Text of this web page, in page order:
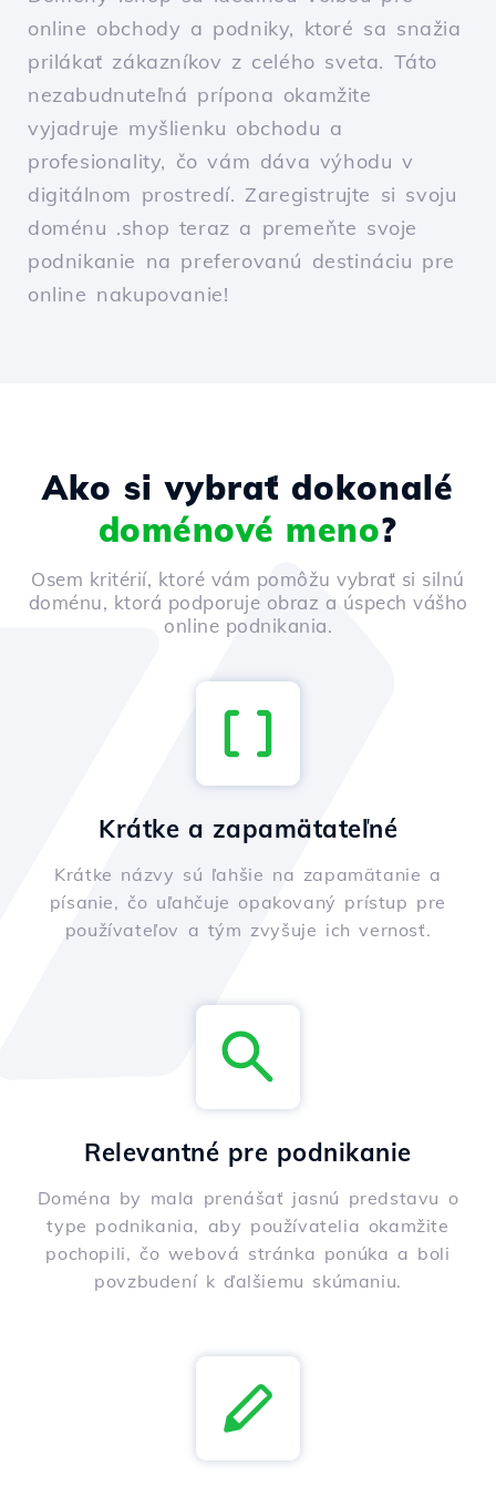
online obchody a podniky, ktoré sa snažia
prilákať zákazníkov z celého sveta. Táto
nezabudnuteľná prípona okamžite
vyjadruje myšlienku obchodu a
profesionality, čo vám dáva výhodu v
digitálnom prostredí. Zaregistrujte si svoju
doménu .shop teraz a premeňte svoje
podnikanie na preferovanú destináciu pre
online nakupovanie!
Ako si vybrať dokonalé
doménové meno?
Osem kritérií, ktoré vám pomôžu vybrať si silnú
doménu, ktorá podporuje obraz a úspech vášho
online podnikania.
Krátke a zapamätateľné
Krátke názvy sú ľahšie na zapamätanie a
písanie, čo uľahčuje opakovaný prístup pre
používateľov a tým zvyšuje ich vernosť.
Relevantné pre podnikanie
Doména by mala prenášať jasnú predstavu o
type podnikania, aby používatelia okamžite
pochopili, čo webová stránka ponúka a boli
povzbudení k ďalšiemu skúmaniu.